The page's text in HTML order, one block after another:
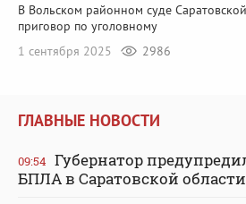
В Вольском районном суде
приговор по уголовному
1 сентября 2025
2986
ГЛАВНЫЕ НОВОСТИ
09:54 Губернатор
БПЛА в Саратовской области